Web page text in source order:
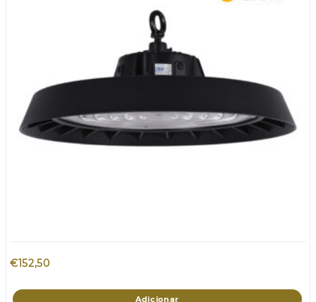
€152,50
Adicionar